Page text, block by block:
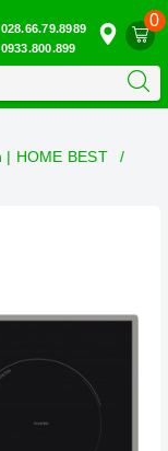
0
028.66.79.8989
0933.800.899
HOME BEST